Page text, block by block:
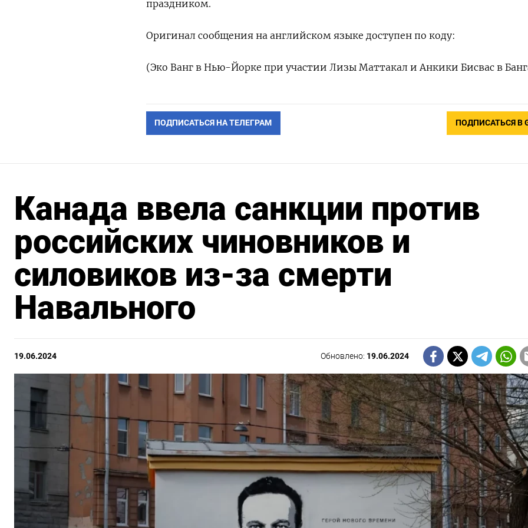
праздником.
Оригинал сообщения на английском языке доступен по коду:
(Эко Ванг в Нью-Йорке при участии Лизы Маттакал и Анкики Бисвас в
ПОДПИСАТЬСЯ НА ТЕЛЕГРАМ ПОДПИСАТЬСЯ В
Канада ввела санкции против
российских чиновников и
силовиков из-за смерти
Навального
19.06.2024 Обновлено: 19.06.2024